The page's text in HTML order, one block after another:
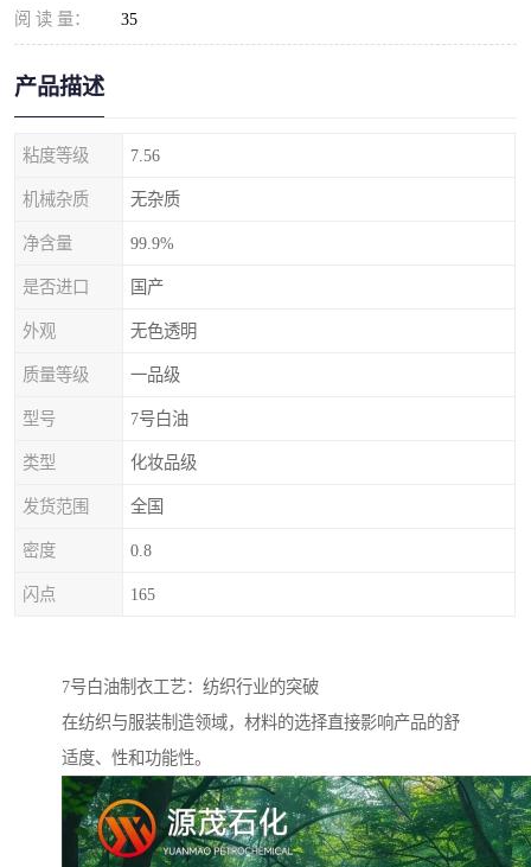
阅 读 量： 35
产品描述
粘度等级 7.56
机械杂质 无杂质
净含量 99.9%
是否进口 国产
外观 无色透明
质量等级 一品级
型号 7号白油
类型 化妆品级
发货范围 全国
密度 0.8
闪点 165
7号白油制衣工艺：纺织行业的突破
在纺织与服装制造领域，材料的选择直接影响产品的舒
适度、性和功能性。